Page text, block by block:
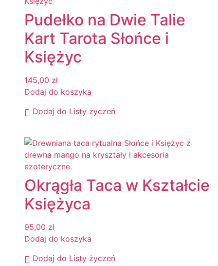
Pudełko na Dwie Talie
Kart Tarota Słońce i
Księżyc
145,00 zł
Dodaj do koszyka
Dodaj do Listy życzeń
Okrągła Taca w Kształcie
Księżyca
95,00 zł
Dodaj do koszyka
Dodaj do Listy życzeń